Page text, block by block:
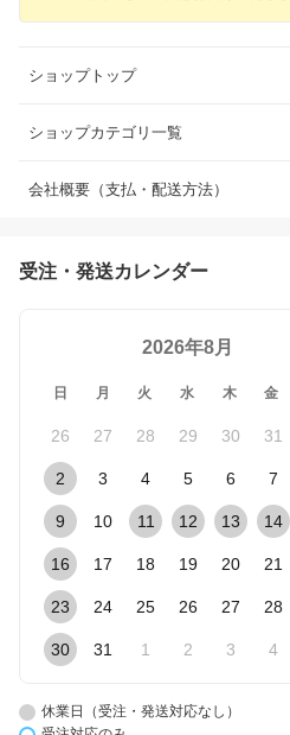
ショップトップ
ショップカテゴリ一覧
会社概要（支払・配送方法）
受注・発送カレンダー
2026年8月
日 月 火 水 木 金
26 27 28 29 30 31
2 3 4 5 6 7
9 10 11 12 13 14
16 17 18 19 20 21
23 24 25 26 27 28
30 31 1 2 3 4
休業日（受注・発送対応なし）